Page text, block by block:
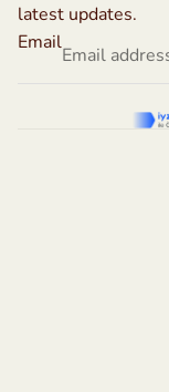
latest updates.
Email